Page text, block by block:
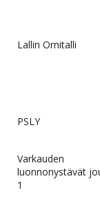
Lallin Ornitalli
PSLY
Varkauden
luonnonystävät
1